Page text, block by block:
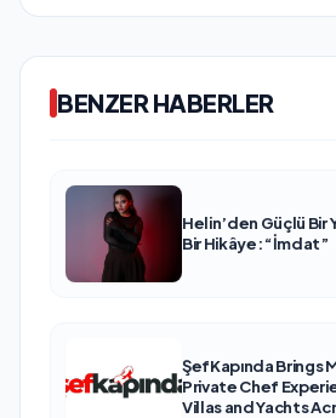
BENZER HABERLER
Helin’den Güçlü Bir
Bir Hikâye: “İmdat”
ŞefKapında Brings
Private Chef
Villas and Yachts